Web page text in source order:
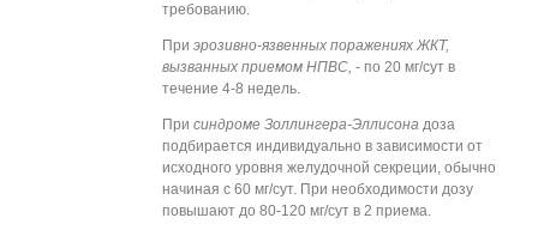
требованию.
При эрозивно-язвенных поражениях ЖКТ,
вызванных приемом НПВС, - по 20 мг/сут в
течение 4-8 недель.
При синдроме Золлингера-Эллисона доза
подбирается индивидуально в зависимости от
исходного уровня желудочной секреции, обычно
начиная с 60 мг/сут. При необходимости дозу
повышают до 80-120 мг/сут в 2 приема.